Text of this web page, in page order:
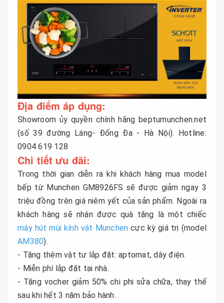
Địa điểm áp dụng:
Showroom ủy quyền chính hãng beptumunchen.net
(số 39 đường Láng- Đống Đa - Hà Nội). Hotline:
0904 619 128
Chi tiết ưu đãi:
Trong thời gian diễn ra khi khách hàng mua model
bếp từ Munchen GM8926FS sẽ được giảm ngay 3
triệu đồng trên giá niêm yết của sản phẩm. Ngoài ra
khách hàng sẽ nhận được quà tặng là một chiếc
máy hút mùi kính vát Munchen cực kỳ giá trị (model
AM380).
- Tặng thêm vật tư lắp đặt: aptomat, dây điện.
- Miễn phí lắp đặt tại nhà.
- Tặng vocher giảm 50% chi phi sửa chữa, thay thế
sau khi hết 3 năm bảo hành.